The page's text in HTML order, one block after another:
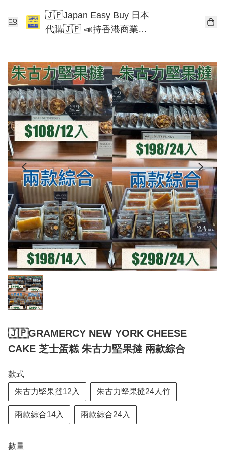
🇯🇵Japan Easy Buy 日本
代購🇯🇵 📣持香港商業登
🇯🇵GRAMERCY NEW YORK CHEESE
CAKE 芝士蛋糕 朱古力堅果撻 兩款綜合
款式
朱古力堅果撻12入 朱古力堅果撻24人竹
兩款綜合14入 兩款綜合24入
數量